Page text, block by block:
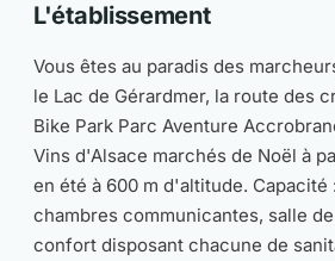
L'établissement
Vous êtes au paradis des
le Lac de Gérardmer, la route des
Bike Park Parc Aventure
Vins d'Alsace marchés de Noël à
en été à 600 m d'altitude.
chambres communicantes, salle
confort disposant chacune de